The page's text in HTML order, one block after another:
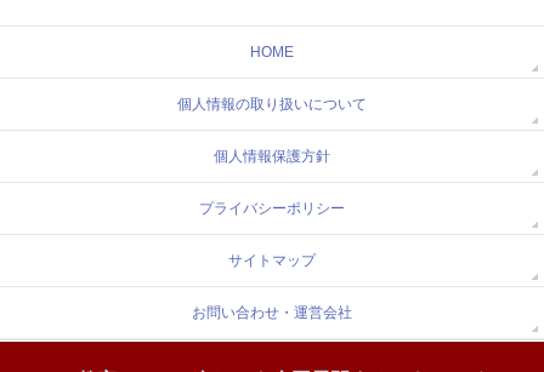
HOME
個人情報の取り扱いについて
個人情報保護方針
プライバシーポリシー
サイトマップ
お問い合わせ・運営会社